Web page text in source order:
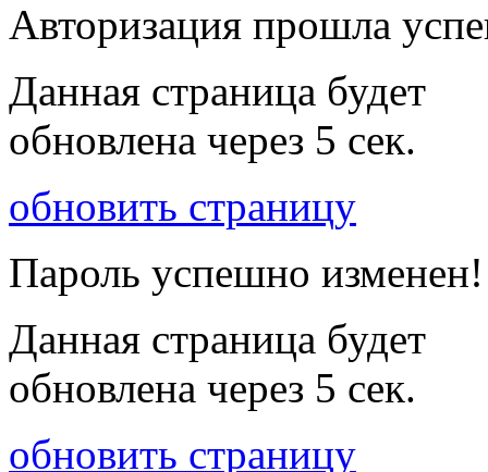
Авторизация прошла
Данная страница будет
обновлена через 5 сек.
обновить страницу
Пароль успешно изменен!
Данная страница будет
обновлена через 5 сек.
обновить страницу